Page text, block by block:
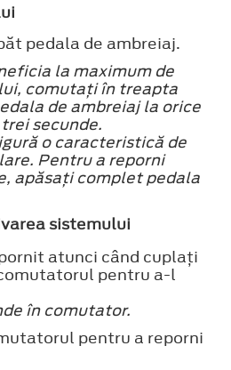
pedala de ambreiaj.
la maximum de
comutaţi în treapta
de ambreiaj la orice
secunde.
o caracteristică de
Pentru a reporni
apăsaţi complet pedala
sistemului
atunci când cuplaţi
pentru a-l
în comutator.
pentru a reporni